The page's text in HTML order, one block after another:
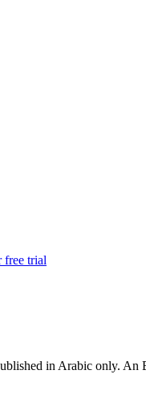
free trial
in Arabic only. An